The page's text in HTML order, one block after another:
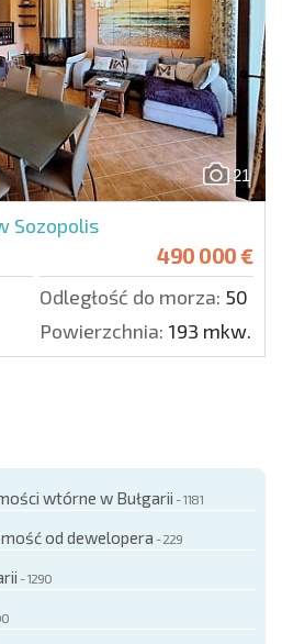
21
Sozopolis
490 000 €
Odległość do morza: 50 m.
Powierzchnia: 193 mkw.
wtórne w Bułgarii - 1181
od dewelopera - 229
- 1290